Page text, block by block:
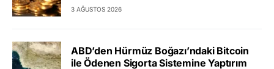
3 AĞUSTOS 2026
ABD’den Hürmüz Boğazı’ndaki Bitcoin
ile Ödenen Sigorta Sistemine Yaptırım